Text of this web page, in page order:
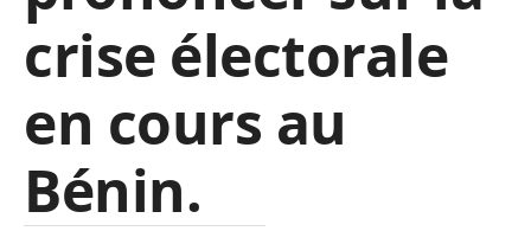
crise électorale
en cours au
Bénin.